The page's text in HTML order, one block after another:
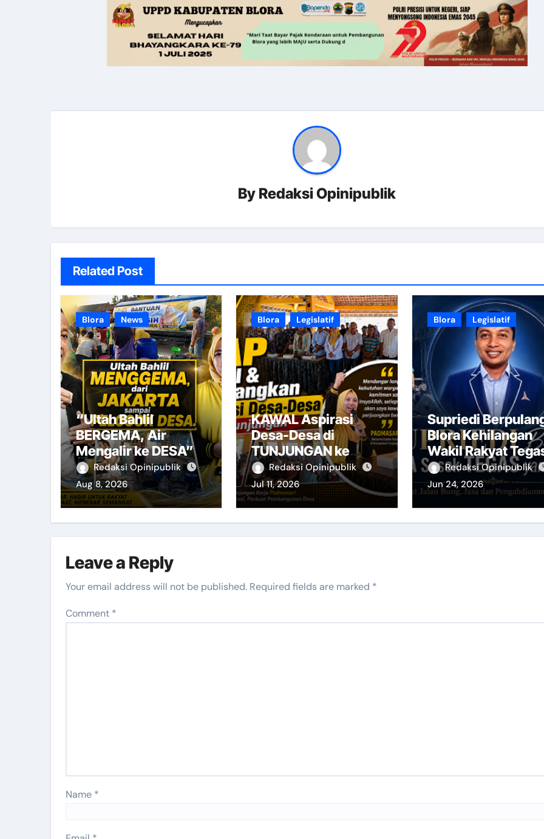
By Redaksi Opinipublik
Related Post
Blora News
“Ultah Bahlil
BERGEMA, Air
Mengalir ke DESA”
Redaksi Opinipublik
Aug 8, 2026
Blora Legislatif
KAWAL Aspirasi
Desa-Desa di
TUNJUNGAN ke
Provinsi
Redaksi Opinipublik
Jul 11, 2026
Blora Legislatif
Supriedi
Blora Kehilangan
Wakil Rakyat
dan Merakyat
Redaksi Opinipublik
Jun 24, 2026
Leave a Reply
Your email address will not be published. Required fields are marked *
Comment *
Name *